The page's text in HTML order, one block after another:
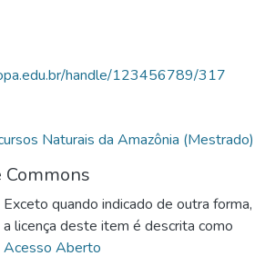
handle/123456789/317
Naturais da Amazônia (Mestrado)
Commons
Exceto quando indicado de outra forma,
a licença deste item é descrita como
Acesso Aberto